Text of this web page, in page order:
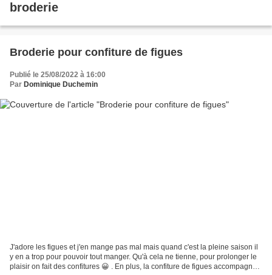
broderie
Broderie pour confiture de figues
Publié le 25/08/2022 à 16:00
Par Dominique Duchemin
J'adore les figues et j'en mange pas mal mais quand c'est la pleine saison il
y en a trop pour pouvoir tout manger. Qu'à cela ne tienne, pour prolonger le
plaisir on fait des confitures 😀 . En plus, la confiture de figues accompagne